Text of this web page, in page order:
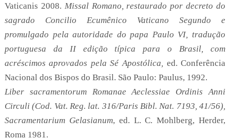
Vaticanis 2008. Missal Romano, restaurado por decreto do
sagrado Concilio Ecumênico Vaticano Segundo e
promulgado pela autoridade do papa Paulo VI, tradução
portuguesa da II edição típica para o Brasil, com
acréscimos aprovados pela Sé Apostólica, ed. Conferência
Nacional dos Bispos do Brasil. São Paulo: Paulus, 1992.
Liber sacramentorum Romanae Aeclessiae Ordinis Anni
Circuli (Cod. Vat. Reg. lat. 316/Paris Bibl. Nat. 7193, 41/56),
Sacramentarium Gelasianum, ed. L. C. Mohlberg, Herder,
Roma 1981.